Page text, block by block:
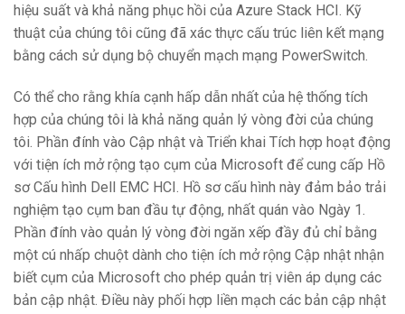
hiệu suất và khả năng phục hồi của Azure Stack HCI. Kỹ
thuật của chúng tôi cũng đã xác thực cấu trúc liên kết mạng
bằng cách sử dụng bộ chuyển mạch mạng PowerSwitch.
Có thể cho rằng khía cạnh hấp dẫn nhất của hệ thống tích
hợp của chúng tôi là khả năng quản lý vòng đời của chúng
tôi. Phần đính vào Cập nhật và Triển khai Tích hợp hoạt động
với tiện ích mở rộng tạo cụm của Microsoft để cung cấp Hồ
sơ Cấu hình Dell EMC HCI. Hồ sơ cấu hình này đảm bảo trải
nghiệm tạo cụm ban đầu tự động, nhất quán vào Ngày 1.
Phần đính vào quản lý vòng đời ngăn xếp đầy đủ chỉ bằng
một cú nhấp chuột dành cho tiện ích mở rộng Cập nhật nhận
biết cụm của Microsoft cho phép quản trị viên áp dụng các
bản cập nhật. Điều này phối hợp liền mạch các bản cập nhật